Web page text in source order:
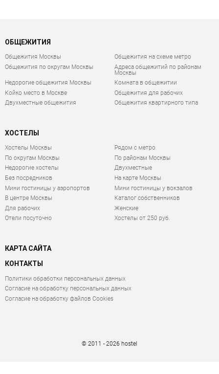
ОБЩЕЖИТИЯ
Общежития Москвы
Общежития на схеме метро
Общежития по округам Москвы
Адреса общежитий по районам
Москвы
Недорогие общежития Москвы
Комната в общежитии
Койко место в Москве
Общежития для рабочих
Двухместные общежития
Общежития квартирного типа
ХОСТЕЛЫ
Хостелы Москвы
По округам Москвы
Недорогие хостелы
Без посредников
Мини гостиницы у аэропортов
В центре Москвы
Для рабочих
Отели посуточно
Рядом с метро
По районам Москвы
Двухместные
На карте Москвы
Мини гостиницы у вокзалов
Каталог собственников
Женские
Хостелы от 250 руб.
КАРТА САЙТА
КОНТАКТЫ
Политики обработки персональных данных
Согласие на обработку персональных данных
Согласие на обработку файлов Cookies
© 2011 - 2026 hostel